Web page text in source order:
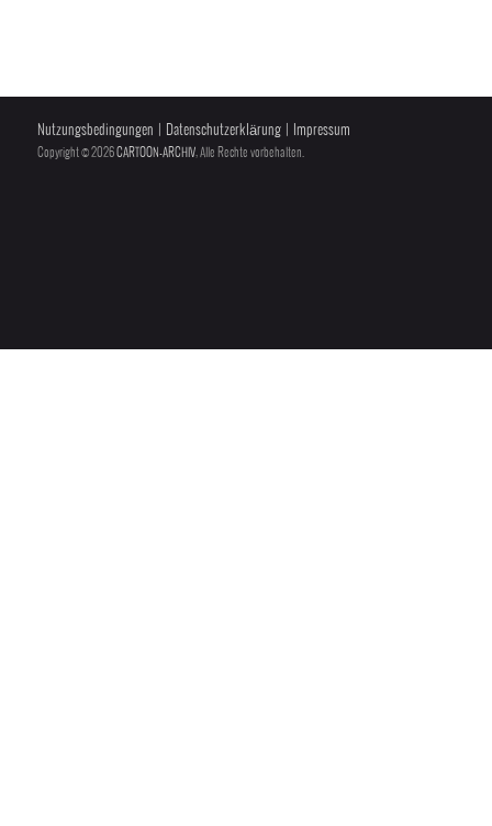
Nutzungsbedingungen Datenschutzerklärung Impressum
Copyright © 2026CARTOON-ARCHIV, Alle Rechte vorbehalten.